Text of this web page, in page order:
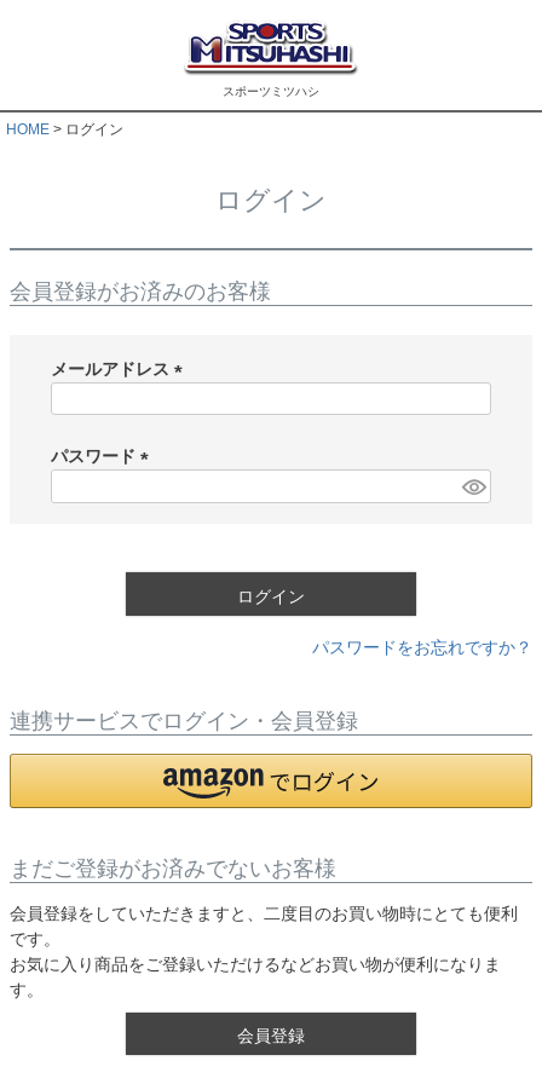
スポーツミツハシ
HOME ログイン
ログイン
会員登録がお済みのお客様
メールアドレス
)
パスワード
ログイン
パスワードをお忘れですか？
連携サービスでログイン・会員登録
まだご登録がお済みでないお客様
会員登録をしていただきますと、二度目のお買い物時にとても便利
です。
お気に入り商品をご登録いただけるなどお買い物が便利になりま
す。
会員登録